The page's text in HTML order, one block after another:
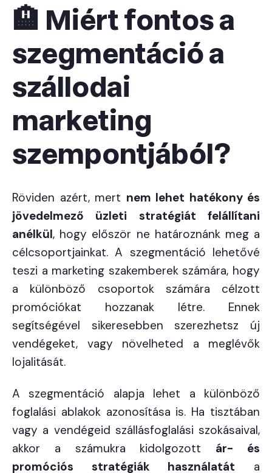
🏨 Miért fontos a
szegmentáció a
szállodai
marketing
szempontjából?
Röviden azért, mert nem lehet hatékony és
jövedelmező üzleti stratégiát felállítani
anélkül, hogy először ne határoznánk meg a
célcsoportjainkat. A szegmentáció lehetővé
teszi a marketing szakemberek számára, hogy
a különböző csoportok számára célzott
promóciókat hozzanak létre. Ennek
segítségével sikeresebben szerezhetsz új
vendégeket, vagy növelheted a meglévők
lojalitását.
A szegmentáció alapja lehet a különböző
foglalási ablakok azonosítása is. Ha tisztában
vagy a vendégeid szállásfoglalási szokásaival,
akkor a számukra kidolgozott ár- és
promóciós stratégiák használatát a